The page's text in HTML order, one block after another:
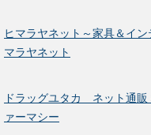
ヒマラヤネット～家具＆イ
マラヤネット
ドラッグユタカ ネット通販
ァーマシー